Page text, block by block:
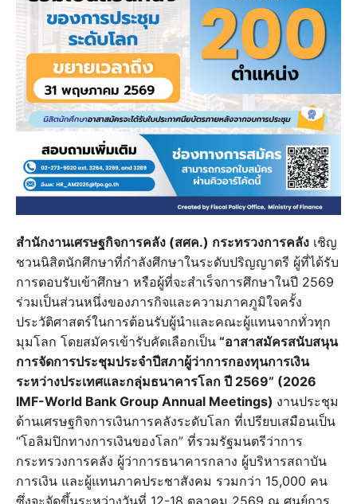
สำนักงานเศรษฐกิจการคลัง (สศค.) กระทรวงการคลัง เชิญ
ชวนนิสิตนักศึกษาที่กำลังศึกษาในระดับปริญญาตรี ผู้ที่ได้รับ
การตอบรับเข้าศึกษา หรือผู้ที่จะสำเร็จการศึกษาในปี 2569
ร่วมเป็นส่วนหนึ่งของภารกิจและความภาคภูมิใจครั้ง
ประวัติศาสตร์ในการต้อนรับผู้นำและคณะผู้แทนจากทั่วทุก
มุมโลก โดยสมัครเข้ารับคัดเลือกเป็น “อาสาสมัครสนับสนุน
การจัดการประชุมประจำปีสภาผู้ว่าการกองทุนการเงิน
ระหว่างประเทศและกลุ่มธนาคารโลก ปี 2569” (2026
IMF-World Bank Group Annual Meetings) งานประชุม
ด้านเศรษฐกิจการเงินการคลังระดับโลก ที่เปรียบเสมือนเป็น
“โอลิมปิกทางการเงินของโลก” ที่รวมรัฐมนตรีว่าการ
กระทรวงการคลัง ผู้ว่าการธนาคารกลาง ผู้บริหารสถาบัน
การเงิน และผู้แทนภาคประชาสังคม รวมกว่า 15,000 คน